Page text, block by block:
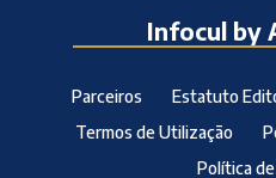
Infocul by
Parceiros Estatuto
Termos de Utilização
Política